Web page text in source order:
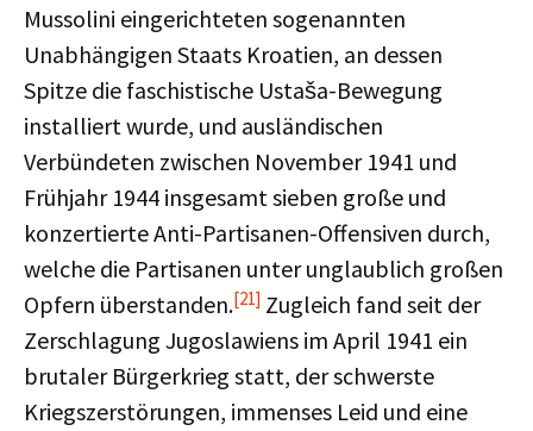
Mussolini eingerichteten sogenannten
Unabhängigen Staats Kroatien, an dessen
Spitze die faschistische Ustaša-Bewegung
installiert wurde, und ausländischen
Verbündeten zwischen November 1941 und
Frühjahr 1944 insgesamt sieben große und
konzertierte Anti-Partisanen-Offensiven durch,
welche die Partisanen unter unglaublich großen
Opfern überstanden.[21] Zugleich fand seit der
Zerschlagung Jugoslawiens im April 1941 ein
brutaler Bürgerkrieg statt, der schwerste
Kriegszerstörungen, immenses Leid und eine